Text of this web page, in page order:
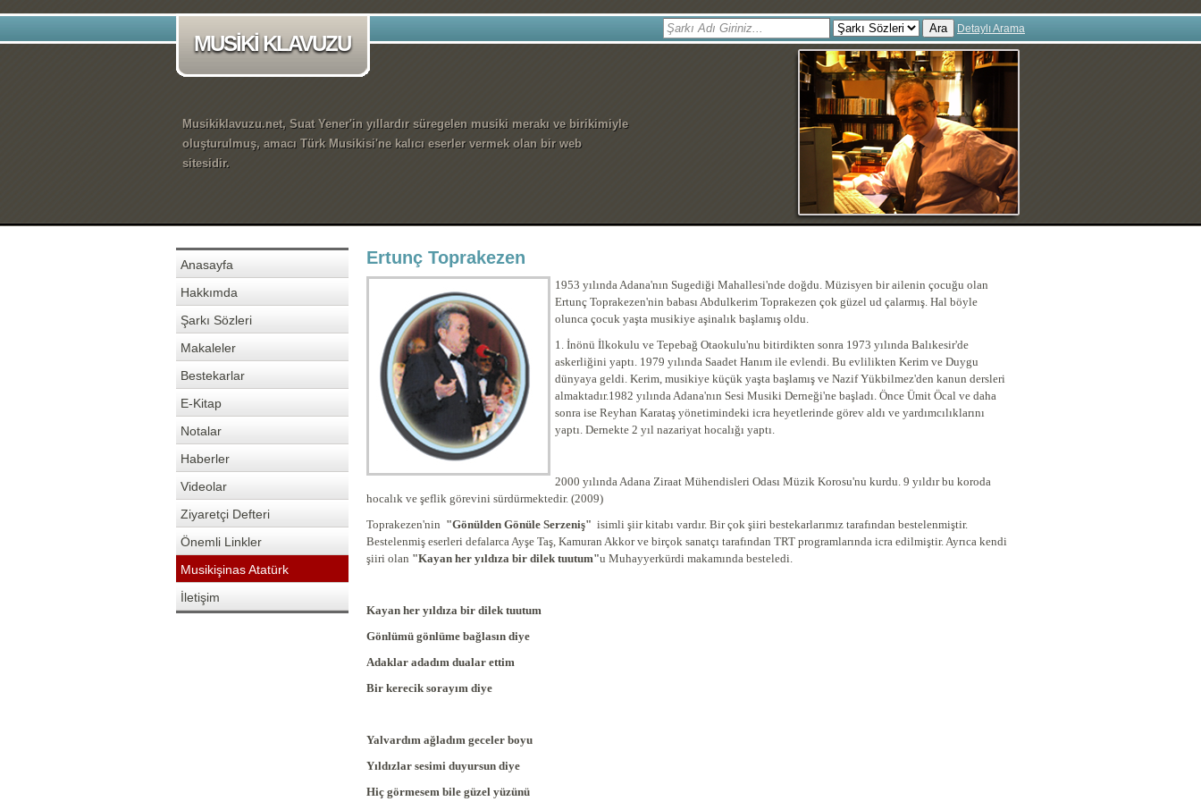
MUSİKİ KLAVUZU
Ara Detaylı Arama
Musikiklavuzu.net, Suat Yener'in yıllardır süregelen musiki merakı ve birikimiyle
oluşturulmuş, amacı Türk Musikisi'ne kalıcı eserler vermek olan bir web
sitesidir.
Anasayfa
Hakkımda
Şarkı Sözleri
Makaleler
Bestekarlar
E-Kitap
Notalar
Haberler
Videolar
Ziyaretçi Defteri
Önemli Linkler
Musikişinas Atatürk
İletişim
Ertunç Toprakezen
1953 yılında Adana'nın Sugediği Mahallesi'nde doğdu. Müzisyen bir ailenin çocuğu olan
Ertunç Toprakezen'nin babası Abdulkerim Toprakezen çok güzel ud çalarmış. Hal böyle
olunca çocuk yaşta musikiye aşinalık başlamış oldu.
1. İnönü İlkokulu ve Tepebağ Otaokulu'nu bitirdikten sonra 1973 yılında Balıkesir'de
askerliğini yaptı. 1979 yılında Saadet Hanım ile evlendi. Bu evlilikten Kerim ve Duygu
dünyaya geldi. Kerim, musikiye küçük yaşta başlamış ve Nazif Yükbilmez'den kanun dersleri
almaktadır.1982 yılında Adana'nın Sesi Musiki Derneği'ne başladı. Önce Ümit Öcal ve daha
sonra ise Reyhan Karataş yönetimindeki icra heyetlerinde görev aldı ve yardımcılıklarını
yaptı. Dernekte 2 yıl nazariyat hocalığı yaptı.
2000 yılında Adana Ziraat Mühendisleri Odası Müzik Korosu'nu kurdu. 9 yıldır bu koroda
hocalık ve şeflik görevini sürdürmektedir. (2009)
Toprakezen'nin "Gönülden Gönüle Serzeniş" isimli şiir kitabı vardır. Bir çok şiiri bestekarlarımız tarafından bestelenmiştir.
Bestelenmiş eserleri defalarca Ayşe Taş, Kamuran Akkor ve birçok sanatçı tarafından TRT programlarında icra edilmiştir. Ayrıca kendi
şiiri olan "Kayan her yıldıza bir dilek tuutum"u Muhayyerkürdi makamında besteledi.
Kayan her yıldıza bir dilek tuutum
Gönlümü gönlüme bağlasın diye
Adaklar adadım dualar ettim
Bir kerecik sorayım diye
Yalvardım ağladım geceler boyu
Yıldızlar sesimi duyursun diye
Hiç görmesem bile güzel yüzünü